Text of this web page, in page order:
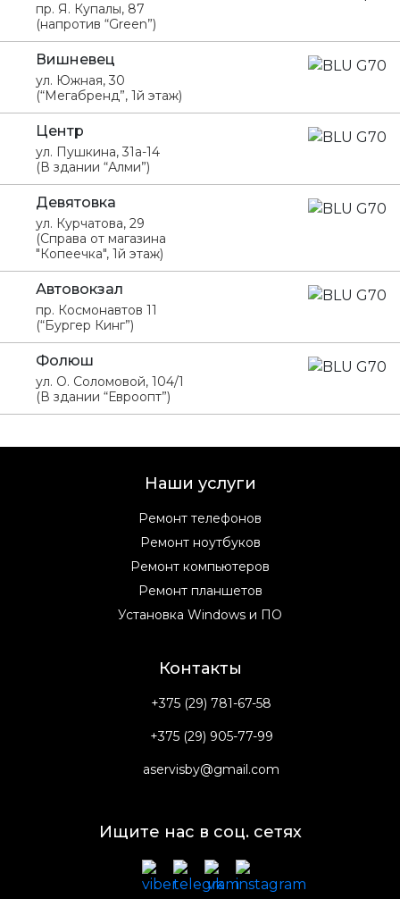
пр. Я. Купалы, 87
(напротив “Green”)
Вишневец
ул. Южная, 30
(“Мегабренд”, 1й этаж)
Центр
ул. Пушкина, 31а-14
(В здании “Алми”)
Девятовка
ул. Курчатова, 29
(Справа от магазина
"Копеечка", 1й этаж)
Автовокзал
пр. Космонавтов 11
(“Бургер Кинг”)
Фолюш
ул. О. Соломовой, 104/1
(В здании “Евроопт”)
Наши услуги
Ремонт телефонов
Ремонт ноутбуков
Ремонт компьютеров
Ремонт планшетов
Установка Windows и ПО
Контакты
+375 (29) 781-67-58
+375 (29) 905-77-99
aservisby@gmail.com
Ищите нас в соц. сетях